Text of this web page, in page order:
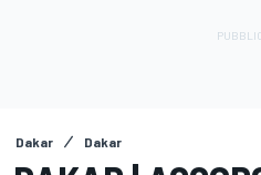
Dakar Dakar